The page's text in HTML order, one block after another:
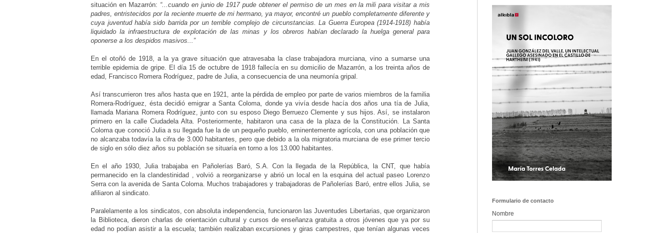
situación en Mazarrón: “...cuando en junio de 1917 pude obtener el permiso de un mes en la mili para visitar a mis
padres, entristecidos por la reciente muerte de mi hermano, ya mayor, encontré un pueblo completamente diferente y
cuya juventud había sido barrida por un terrible complejo de circunstancias. La Guerra Europea (1914-1918) había
liquidado la infraestructura de explotación de las minas y los obreros habían declarado la huelga general para
oponerse a los despidos masivos...”
En el otoñó de 1918, a la ya grave situación que atravesaba la clase trabajadora murciana, vino a sumarse una
terrible epidemia de gripe. El día 15 de octubre de 1918 fallecía en su domicilio de Mazarrón, a los treinta años de
edad, Francisco Romera Rodríguez , padre de Julia, a consecuencia de una neumonía gripal.
Así transcurrieron tres años hasta que en 1921, ante la pérdida de empleo por parte de varios miembros de la familia
Romera-Rodríguez, ésta decidió emigrar a Santa Coloma, donde ya vivía desde hacía dos años una tía de Julia,
llamada Mariana Romera Rodríguez , junto con su esposo Diego Berruezo Clemente y sus hijos. Así, se instalaron
primero en la calle Ciudadela Alta. Posteriormente, habitaron una casa de la plaza de la Constitución. La Santa
Coloma que conoció Julia a su llegada fue la de un pequeño pueblo, eminentemente agrícola, con una población que
no alcanzaba todavía la cifra de 3.000 habitantes, pero que debido a la ola migratoria murciana de ese primer tercio
de siglo en sólo diez años su población se situaría en torno a los 13.000 habitantes.
En el año 1930, Julia trabajaba en Pañolerías Baró, S.A. Con la llegada de la República, la CNT, que había
permanecido en la clandestinidad , volvió a reorganizarse y abrió un local en la esquina del actual paseo Lorenzo
Serra con la avenida de Santa Coloma. Muchos trabajadores y trabajadoras de Pañolerías Baró, entre ellos Julia, se
afiliaron al sindicato.
Paralelamente a los sindicatos, con absoluta independencia, funcionaron las Juventudes Libertarias, que organizaron
la Biblioteca, dieron charlas de orientación cultural y cursos de enseñanza gratuita a otros jóvenes que ya por su
edad no podían asistir a la escuela; también realizaban excursiones y giras campestres, que tenían algunas veces
Formulario de contacto
Nombre